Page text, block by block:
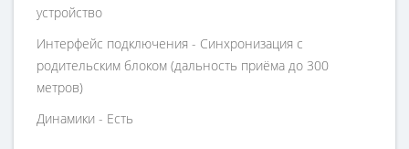
устройство
Интерфейс подключения - Синхронизация с
родительским блоком (дальность приёма до 300
метров)
Динамики - Есть